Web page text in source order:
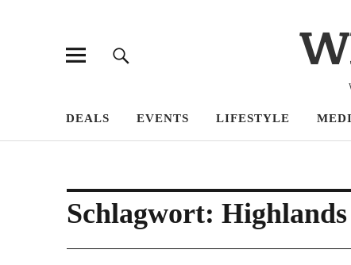
DEALS EVENTS LIFESTYLE
Schlagwort: Highlands